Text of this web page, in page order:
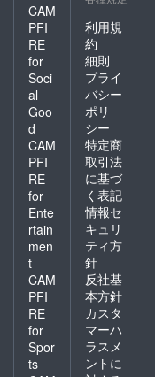
CAM
PFI
RE
for
Soci
al
Goo
d
CAM
PFI
RE
for
Ente
rtain
men
t
CAM
PFI
RE
for
Spor
ts
利用規
約
細則
プライ
バシー
ポリ
シー
特定商
取引法
に基づ
く表記
情報セ
キュリ
ティ方
針
反社基
本方針
カスタ
マーハ
ラスメ
ントに